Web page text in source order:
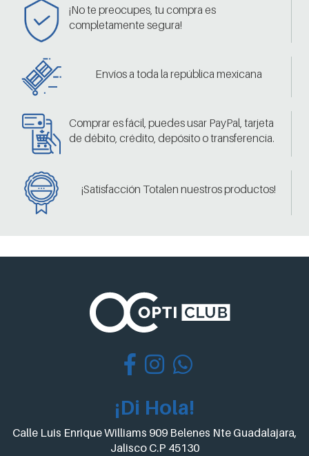
¡No te preocupes, tu compra es
completamente segura!
Envíos a toda la república mexicana
Comprar es fácil, puedes usar PayPal, tarjeta
de débito, crédito, depósito o transferencia.
¡Satisfacción Totalen nuestros productos!
¡Di Hola!
Calle Luis Enrique Williams 909 Belenes Nte Guadalajara,
Jalisco C.P 45130